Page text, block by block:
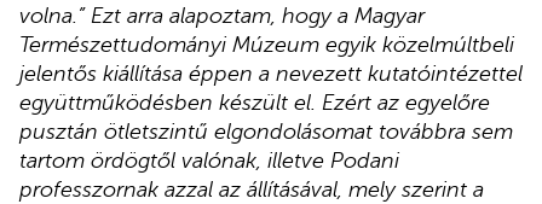
volna.” Ezt arra alapoztam, hogy a Magyar
Természettudományi Múzeum egyik közelmúltbeli
jelentős kiállítása éppen a nevezett kutatóintézettel
együttműködésben készült el. Ezért az egyelőre
pusztán ötletszintű elgondolásomat továbbra sem
tartom ördögtől valónak, illetve Podani
professzornak azzal az állításával, mely szerint a